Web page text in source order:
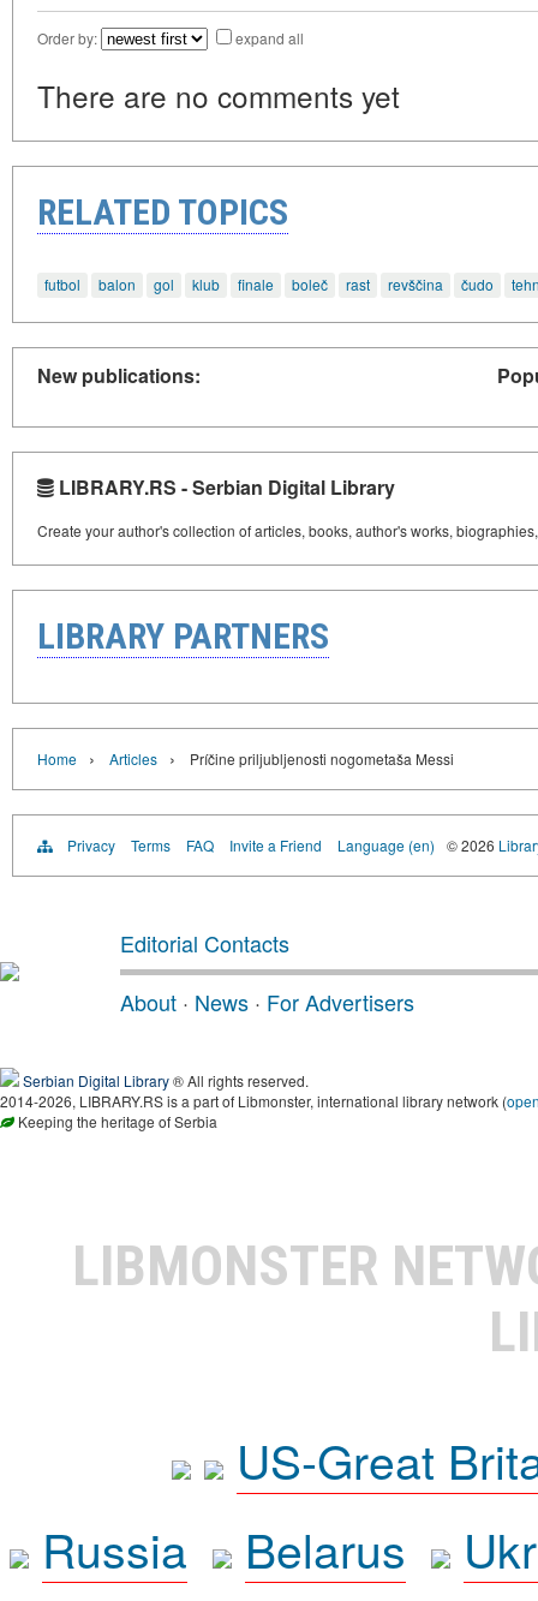
Order by: expand all
There are no comments yet
RELATED TOPICS
futbol balon gol klub finale boleč rast revščina čudo
New publications:
LIBRARY.RS - Serbian Digital Library
Create your author's collection of articles, books, author's works,
LIBRARY PARTNERS
Home › Articles › Príčine priljubljenosti nogometaša Messi
Privacy Terms FAQ Invite a Friend Language (en) © 2026
Editorial Contacts
About · News · For Advertisers
Serbian Digital Library® All rights reserved.
2014-2026, LIBRARY.RS is a part of Libmonster, international library network (
Keeping the heritage of Serbia
LIBMONSTER
US-Great
Russia
Belarus